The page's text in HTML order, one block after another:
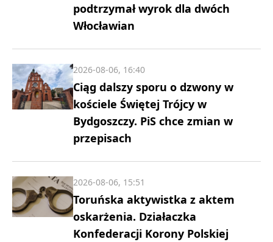
podtrzymał wyrok dla dwóch
Włocławian
Ciąg dalszy sporu o dzwony w
kościele Świętej Trójcy w
Bydgoszczy. PiS chce zmian w
przepisach
2026-08-06, 16:40
Toruńska aktywistka z aktem
oskarżenia. Działaczka
Konfederacji Korony Polskiej
2026-08-06, 15:51